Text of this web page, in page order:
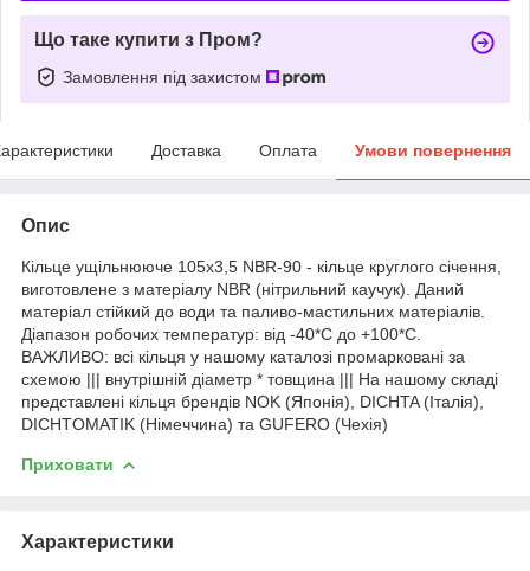
Що таке купити з Пром?
Замовлення під захистом
Доставка Оплата Умови повернення
Опис
Кільце ущільнююче 105х3,5 NBR-90 - кільце круглого січення,
виготовлене з матеріалу NBR (нітрильний каучук). Даний
матеріал стійкий до води та паливо-мастильних матеріалів.
Діапазон робочих температур: від -40*С до +100*С.
ВАЖЛИВО: всі кільця у нашому каталозі промарковані за
схемою ||| внутрішній діаметр * товщина ||| На нашому складі
представлені кільця брендів NOK (Японія), DICHTA (Італія),
DICHTOMATIK (Німеччина) та GUFERO (Чехія)
Приховати
Характеристики